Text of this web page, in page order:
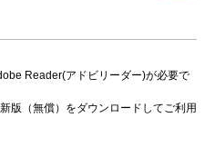
Reader(アドビリーダー)が必要で
版（無償）をダウンロードしてご利用